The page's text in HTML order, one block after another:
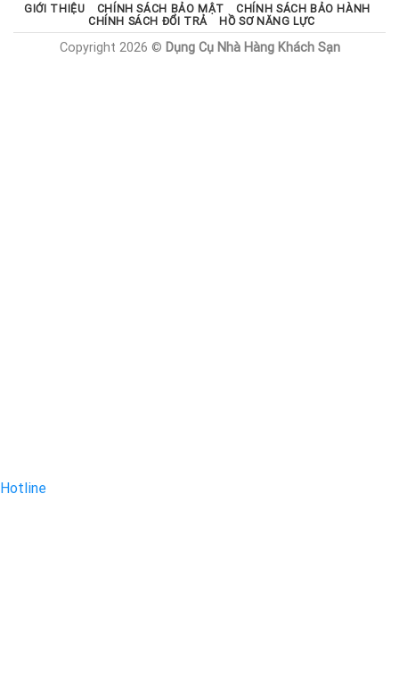
GIỚI THIỆU CHÍNH SÁCH BẢO MẬT
CHÍNH SÁCH BẢO HÀNH
CHÍNH SÁCH ĐỔI TRẢ
HỒ SƠ NĂNG LỰC
Copyright 2026 © Dụng Cụ Nhà Hàng Khách Sạn
Hotline